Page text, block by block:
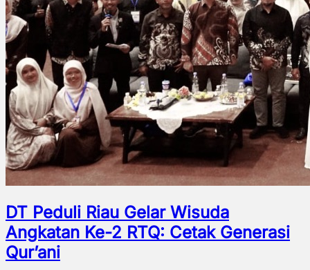
DT Peduli Riau Gelar Wisuda
Angkatan Ke-2 RTQ: Cetak Generasi
Qur’ani